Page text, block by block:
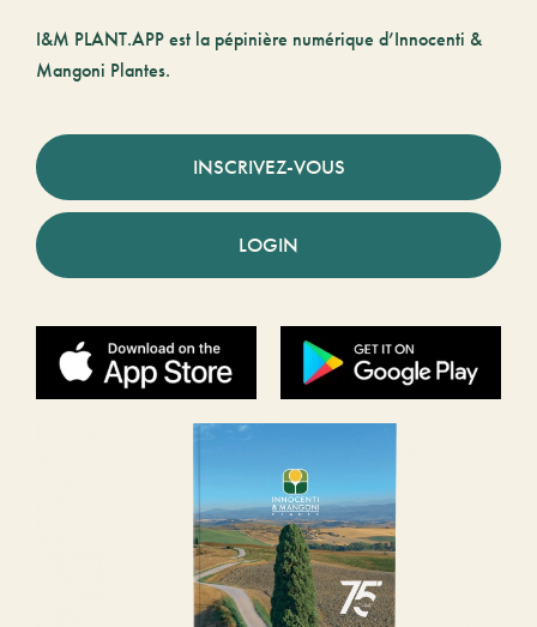
I&M PLANT.APP est la pépinière numérique d’Innocenti &
Mangoni Plantes.
INSCRIVEZ-VOUS
LOGIN